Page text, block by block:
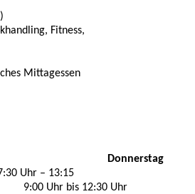
Fitness,
Mittagessen
Donnerstag
Uhr – 13:15
bis 12:30 Uhr